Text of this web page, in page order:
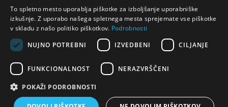
Podpora strankam
Lasje & nega las / Roke & nohti / Orodje - kozmetično /
Oprema za salone / Čistoča & zaščita / Ostalo
To spletno mesto uporablja piškotke za izboljšanje uporabniške
izkušnje. Z uporabo našega spletnega mesta sprejemate vse piškotke
v skladu z našo politiko piškotkov. Podrobnosti
NUJNO POTREBNI
IZVEDBENI CILJANJE
FUNKCIONALNOST NERAZVRŠČENI
POKAŽI PODROBNOSTI